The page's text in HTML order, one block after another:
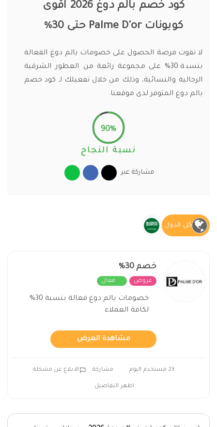
كود خصم بالم دوغ 2026 اقوى
كوبونات Palme D'or حتى 30%
لا تفوت فرصة الحصول على خصومات بالم دوغ الفعالة
بنسبة 30% على مجموعة رائعة من العطور الشرقية
الرجالية والنسائية، وذلك من خلال تفعيلك لـ كود خصم
بالم دوغ المتوفر لدى موقعنا.
90%
نسبة النجاح
مشاركة عبر
كل الدول
خصم 30%
عروض فعال
خصومات بالم دوغ فعالة بنسبة 30%
لكافة العملاء
مشاهدة العرض
23 مستخدم اليوم مشاركة الابلاغ عن مشكلة
اظهر التفاصيل